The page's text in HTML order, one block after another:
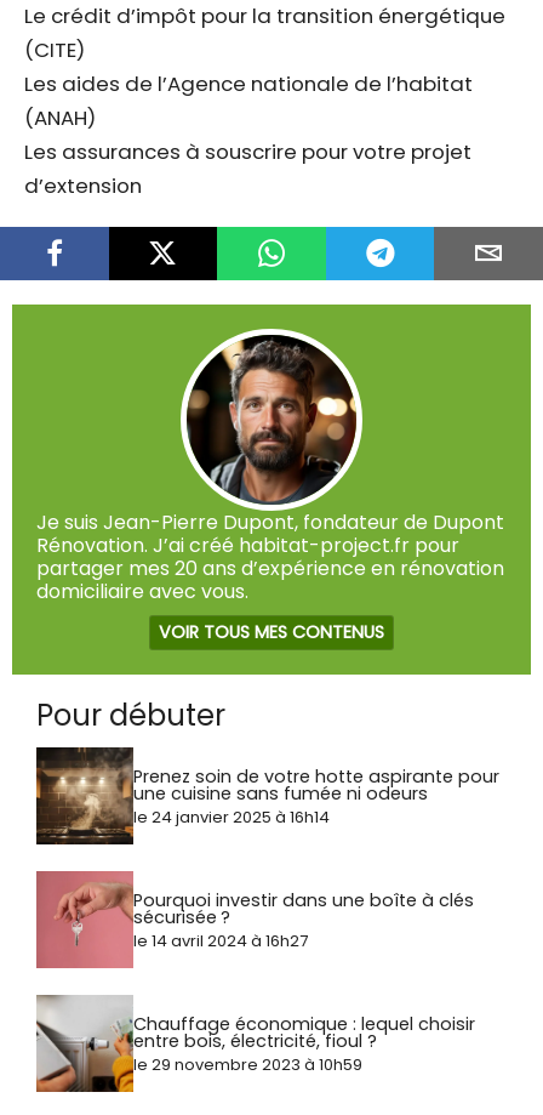
Le crédit d’impôt pour la transition énergétique
(CITE)
Les aides de l’Agence nationale de l’habitat
(ANAH)
Les assurances à souscrire pour votre projet
d’extension
Je suis Jean-Pierre Dupont, fondateur de Dupont
Rénovation. J’ai créé habitat-project.fr pour
partager mes 20 ans d’expérience en rénovation
domiciliaire avec vous.
VOIR TOUS MES CONTENUS
Pour débuter
Prenez soin de votre hotte aspirante pour
une cuisine sans fumée ni odeurs
le 24 janvier 2025 à 16h14
Pourquoi investir dans une boîte à clés
sécurisée ?
le 14 avril 2024 à 16h27
Chauffage économique : lequel choisir
entre bois, électricité, fioul ?
le 29 novembre 2023 à 10h59